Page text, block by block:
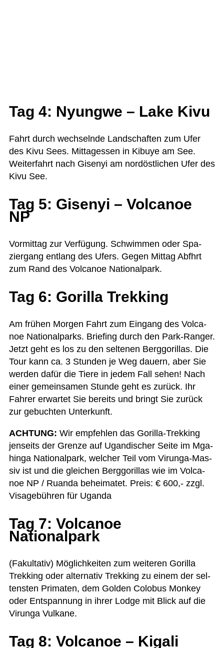
Tag 4: Nyungwe – Lake Kivu
Fahrt durch wech­selnde Land­schaf­ten zum Ufer
des Kivu Sees. Mit­tag­essen in Kibuye am See.
Wei­ter­fahrt nach Gise­nyi am nord­öst­li­chen Ufer des
Kivu See.
Tag 5: Gisenyi – Volcanoe
NP
Vor­mit­tag zur Ver­fü­gung. Schwim­men oder Spa­
zier­gang ent­lang des Ufers. Gegen Mit­tag Abfhrt
zum Rand des Vol­ca­noe Nationalpark.
Tag 6: Gorilla Trekking
Am frü­hen Mor­gen Fahrt zum Ein­gang des Vol­ca­
noe Natio­nal­parks. Brie­fing durch den Park-Ran­ger.
Jetzt geht es los zu den sel­te­nen Berg­go­ril­las. Die
Tour kann ca. 3 Stun­den je Weg dau­ern, aber Sie
wer­den dafür die Tiere in jedem Fall sehen! Nach
einer gemein­sa­men Stunde geht es zurück. Ihr
Fah­rer erwar­tet Sie bereits und bringt Sie zurück
zur gebuch­ten Unterkunft.
ACHTUNG: Wir emp­feh­len das Gorilla-Trek­king
jen­seits der Grenze auf Ugan­di­scher Seite im Mga­
hinga Natio­nal­park, wel­cher Teil vom Virunga-Mas­
siv ist und die glei­chen Berg­go­ril­las wie im Vol­ca­
noe NP / Ruanda behei­ma­tet. Preis: € 600,- zzgl.
Visa­ge­büh­ren für Uganda
Tag 7: Volcanoe
Nationalpark
(Fakul­ta­tiv) Mög­lich­kei­ten zum wei­te­ren Gorilla
Trek­king oder alter­na­tiv Trek­king zu einem der sel­
tens­ten Pri­ma­ten, dem Gol­den Colo­bus Mon­key
oder Ent­span­nung in ihrer Lodge mit Blick auf die
Virunga Vulkane.
Tag 8: Volcanoe – Kigali